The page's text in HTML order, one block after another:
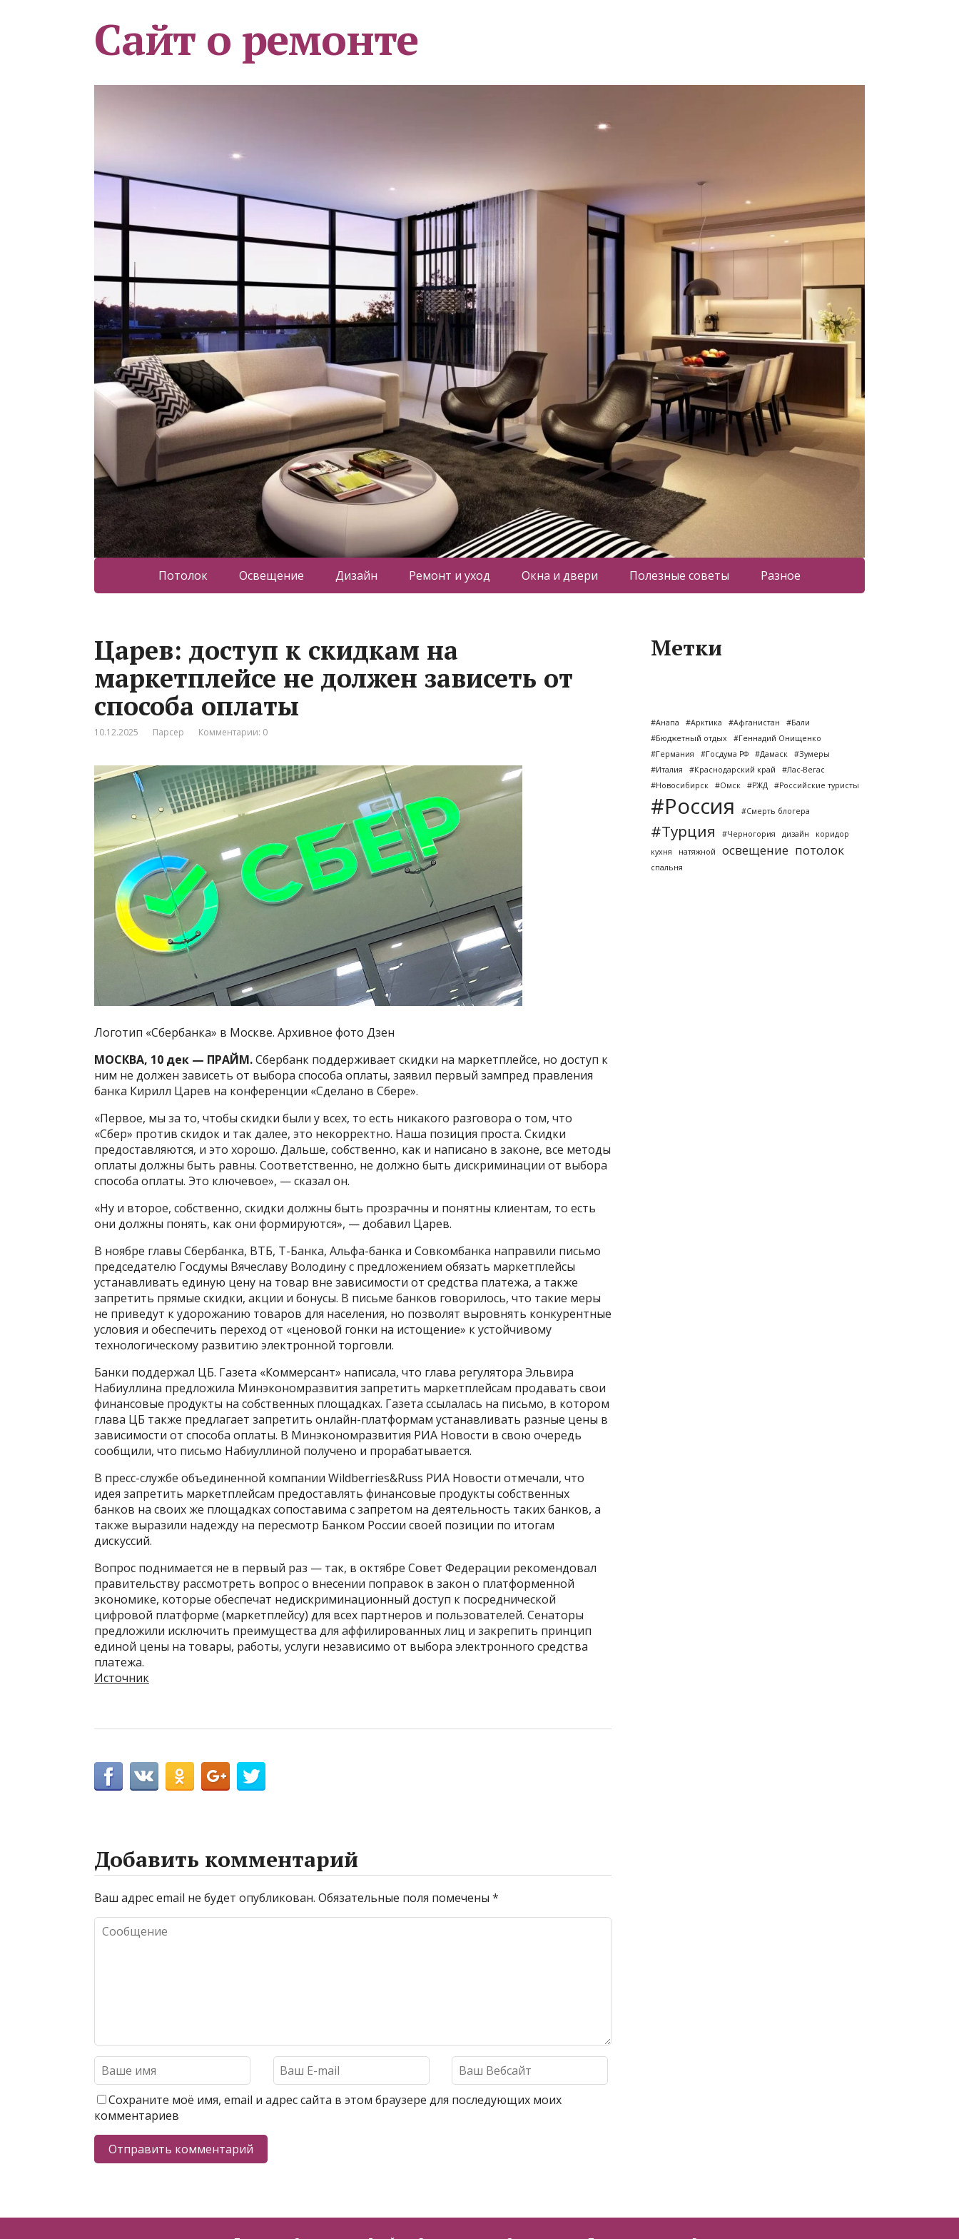
Сайт о ремонте
Потолок Освещение Дизайн Ремонт и уход Окна и двери Полезные советы Разное
Царев: доступ к скидкам на
маркетплейсе не должен зависеть от
способа оплаты
10.12.2025 Парсер Комментарии: 0
Логотип «Сбербанка» в Москве. Архивное фото Дзен
МОСКВА, 10 дек — ПРАЙМ.Сбербанк поддерживает скидки на маркетплейсе, но доступ к
ним не должен зависеть от выбора способа оплаты, заявил первый зампред правления
банка Кирилл Царев на конференции «Сделано в Сбере».
«Первое, мы за то, чтобы скидки были у всех, то есть никакого разговора о том, что
«Сбер» против скидок и так далее, это некорректно. Наша позиция проста. Скидки
предоставляются, и это хорошо. Дальше, собственно, как и написано в законе, все методы
оплаты должны быть равны. Соответственно, не должно быть дискриминации от выбора
способа оплаты. Это ключевое», — сказал он.
«Ну и второе, собственно, скидки должны быть прозрачны и понятны клиентам, то есть
они должны понять, как они формируются», — добавил Царев.
В ноябре главы Сбербанка, ВТБ, Т-Банка, Альфа-банка и Совкомбанка направили письмо
председателю Госдумы Вячеславу Володину с предложением обязать маркетплейсы
устанавливать единую цену на товар вне зависимости от средства платежа, а также
запретить прямые скидки, акции и бонусы. В письме банков говорилось, что такие меры
не приведут к удорожанию товаров для населения, но позволят выровнять конкурентные
условия и обеспечить переход от «ценовой гонки на истощение» к устойчивому
технологическому развитию электронной торговли.
Банки поддержал ЦБ. Газета «Коммерсант» написала, что глава регулятора Эльвира
Набиуллина предложила Минэкономразвития запретить маркетплейсам продавать свои
финансовые продукты на собственных площадках. Газета ссылалась на письмо, в котором
глава ЦБ также предлагает запретить онлайн-платформам устанавливать разные цены в
зависимости от способа оплаты. В Минэкономразвития РИА Новости в свою очередь
сообщили, что письмо Набиуллиной получено и прорабатывается.
В пресс-службе объединенной компании Wildberries&Russ РИА Новости отмечали, что
идея запретить маркетплейсам предоставлять финансовые продукты собственных
банков на своих же площадках сопоставима с запретом на деятельность таких банков, а
также выразили надежду на пересмотр Банком России своей позиции по итогам
дискуссий.
Вопрос поднимается не в первый раз — так, в октябре Совет Федерации рекомендовал
правительству рассмотреть вопрос о внесении поправок в закон о платформенной
экономике, которые обеспечат недискриминационный доступ к посреднической
цифровой платформе (маркетплейсу) для всех партнеров и пользователей. Сенаторы
предложили исключить преимущества для аффилированных лиц и закрепить принцип
единой цены на товары, работы, услуги независимо от выбора электронного средства
платежа.
Источник
Добавить комментарий
Ваш адрес email не будет опубликован. Обязательные поля помечены *
Сохраните моё имя, email и адрес сайта в этом браузере для последующих моих
комментариев
Метки
#Анапа #Арктика #Афганистан
#Бали
#Бюджетный отдых
#Геннадий Онищенко
#Германия
#Госдума РФ #Дамаск
#Зумеры
#Италия
#Краснодарский край
#Лас-Вегас
#Новосибирск
#Омск #РЖД #Российские туристы
#Россия #Смерть блогера
#Турция #Черногория дизайн
коридор
кухня
натяжной освещение потолок
спальня